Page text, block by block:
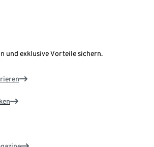
und exklusive Vorteile sichern.